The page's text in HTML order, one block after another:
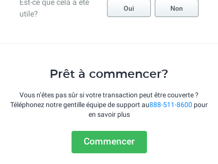
Est-ce que cela a été
utile?
Oui Non
Prêt à commencer?
Vous n’êtes pas sûr si votre transaction peut être couverte ?
Téléphonez notre gentille équipe de support au888-511-8600 pour
en savoir plus
Commencer